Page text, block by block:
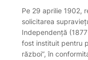
Pe 29 aprilie 1902,
solicitarea
Independenţă
fost instituit pentru
război”, în